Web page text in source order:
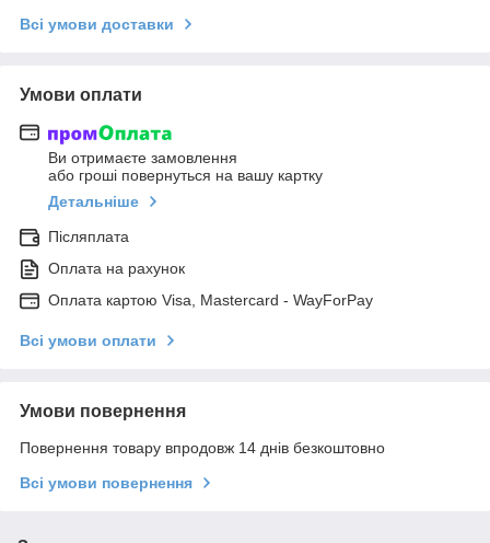
Всі умови доставки
Умови оплати
Ви отримаєте замовлення
або гроші повернуться на вашу картку
Детальніше
Післяплата
Оплата на рахунок
Оплата картою Visa, Mastercard - WayForPay
Всі умови оплати
Умови повернення
Повернення товару впродовж 14 днів безкоштовно
Всі умови повернення